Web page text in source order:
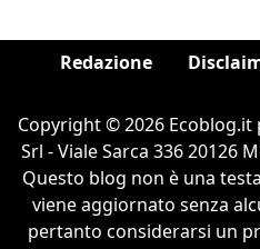
Redazione
Copyright © 2026
Srl - Viale Sarca 336 20126
Questo blog non è una
viene aggiornato senza
pertanto considerarsi un